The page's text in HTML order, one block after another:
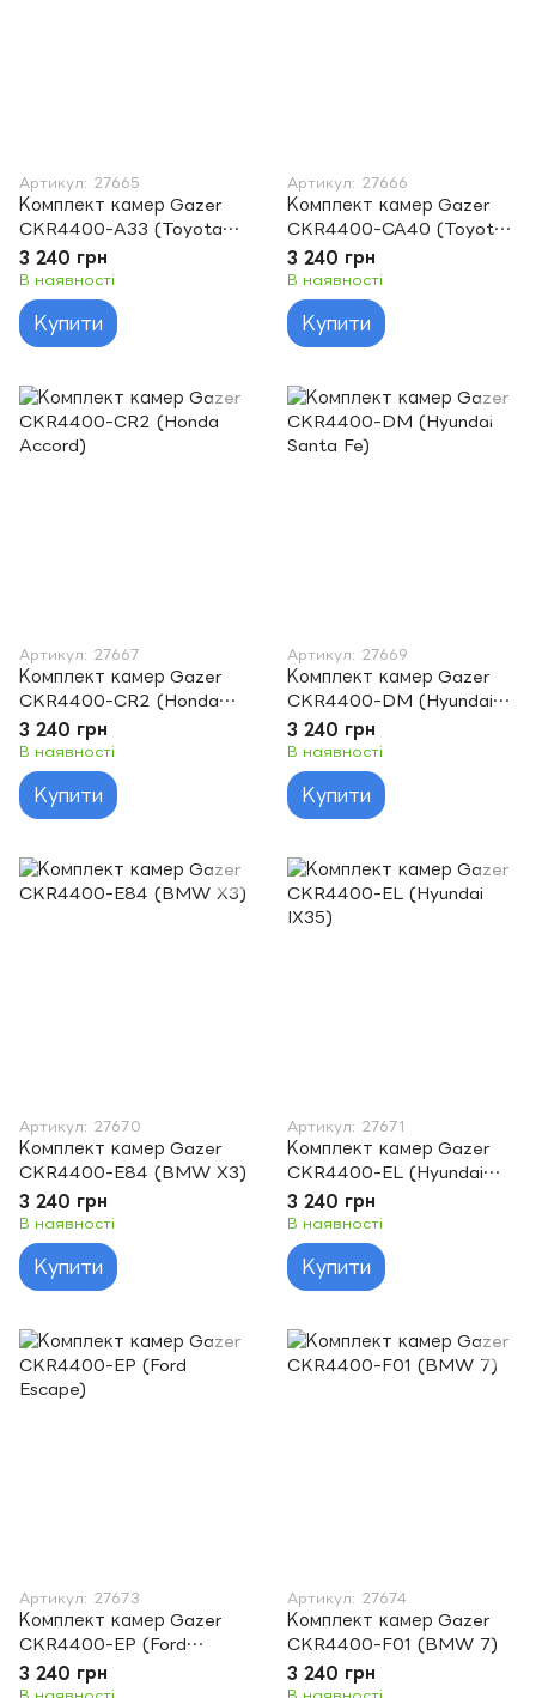
Артикул: 27665
Комплект камер Gazer
CKR4400-A33 (Toyota
Highlander)
3 240 грн
В наявності
Купити
Артикул: 27666
Комплект камер Gazer
CKR4400-CA40 (Toyota
RAV4)
3 240 грн
В наявності
Купити
Артикул: 27667
Комплект камер Gazer
CKR4400-CR2 (Honda
Accord)
3 240 грн
В наявності
Купити
Артикул: 27669
Комплект камер Gazer
CKR4400-DM (Hyundai
Santa Fe)
3 240 грн
В наявності
Купити
Артикул: 27670
Комплект камер Gazer
CKR4400-E84 (BMW X3)
3 240 грн
В наявності
Купити
Артикул: 27671
Комплект камер Gazer
CKR4400-EL (Hyundai
IX35)
3 240 грн
В наявності
Купити
Артикул: 27673
Комплект камер Gazer
CKR4400-EP (Ford
Escape)
3 240 грн
Артикул: 27674
Комплект камер Gazer
CKR4400-F01 (BMW 7)
3 240 грн